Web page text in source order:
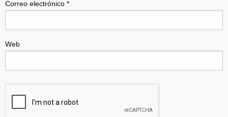
Correo electrónico *
Web